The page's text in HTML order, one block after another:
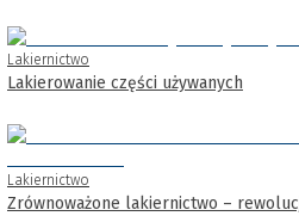
Lakiernictwo
Lakierowanie części używanych
Lakiernictwo
Zrównoważone lakiernictwo –